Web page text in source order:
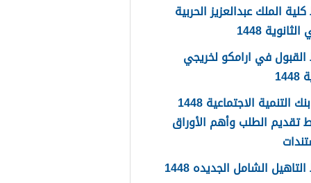
الملك عبدالعزيز الحربية
1448
في ارامكو لخريجي
اعفاء بنك التنمية الاجتماعية 1448
تقديم الطلب وأهم الأوراق
الشامل الجديده 1448